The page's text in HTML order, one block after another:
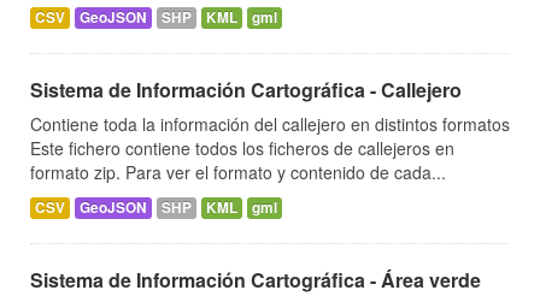
CSV GeoJSON SHP KML gml
Sistema de Información Cartográfica - Callejero
Contiene toda la información del callejero en distintos formatos
Este fichero contiene todos los ficheros de callejeros en
formato zip. Para ver el formato y contenido de cada...
CSV GeoJSON SHP KML gml
Sistema de Información Cartográfica - Área verde